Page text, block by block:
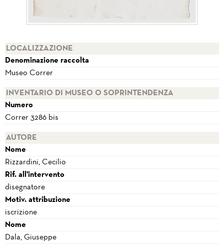
LOCALIZZAZIONE
Denominazione raccolta
Museo Correr
INVENTARIO DI MUSEO O SOPRINTENDENZA
Numero
Correr 3286 bis
AUTORE
Nome
Rizzardini, Cecilio
Rif. all'intervento
disegnatore
Motiv. attribuzione
iscrizione
Nome
Dala, Giuseppe